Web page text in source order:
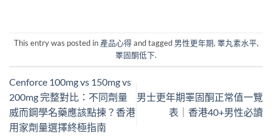
This entry was posted in 產品心得and tagged 男性更年期, 睪丸素水平,
睪固酮低下.
Cenforce 100mg vs 150mg vs
200mg 完整對比：不同劑量
威而鋼學名藥應該點揀？香港
用家劑量選擇終極指南
男士更年期睪固酮正常值一覽
表｜香港40+男性必讀